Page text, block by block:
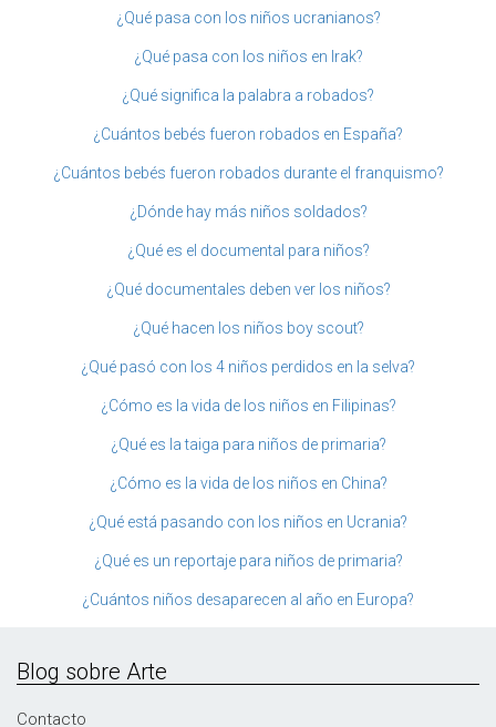
¿Qué pasa con los niños ucranianos?
¿Qué pasa con los niños en Irak?
¿Qué significa la palabra a robados?
¿Cuántos bebés fueron robados en España?
¿Cuántos bebés fueron robados durante el franquismo?
¿Dónde hay más niños soldados?
¿Qué es el documental para niños?
¿Qué documentales deben ver los niños?
¿Qué hacen los niños boy scout?
¿Qué pasó con los 4 niños perdidos en la selva?
¿Cómo es la vida de los niños en Filipinas?
¿Qué es la taiga para niños de primaria?
¿Cómo es la vida de los niños en China?
¿Qué está pasando con los niños en Ucrania?
¿Qué es un reportaje para niños de primaria?
¿Cuántos niños desaparecen al año en Europa?
Blog sobre Arte
Contacto